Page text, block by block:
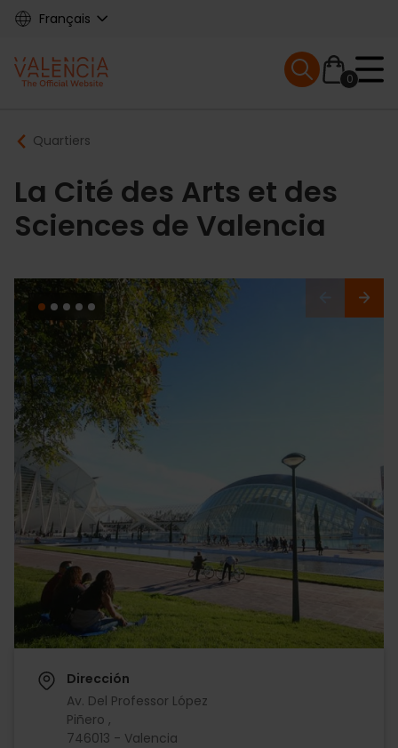
Skip
content
Français
Main
navigation
0
Mobile menu
Breadcrumb
Quartiers
La Cité des Arts et des
Sciences de Valencia
Dirección
Av. Del Professor López
Piñero ,
746013 - Valencia